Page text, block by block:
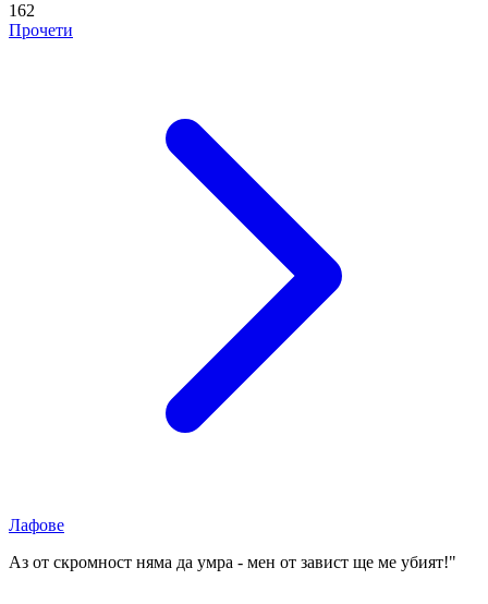
162
Прочети
Лафове
Аз от скромност няма да умра - мен от завист ще ме убият!"